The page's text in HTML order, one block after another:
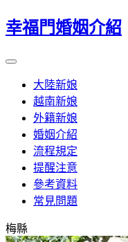
幸福門婚姻介紹
大陸新娘
越南新娘
外籍新娘
婚姻介紹
流程規定
提醒注意
參考資料
常見問題
梅縣